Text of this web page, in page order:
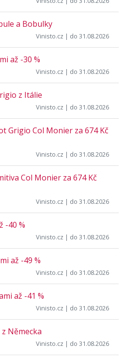
a Bobulky
Vinisto.cz | do 31.08.2026
až -30 %
Vinisto.cz | do 31.08.2026
z Itálie
Vinisto.cz | do 31.08.2026
Grigio Col Monier za 674 Kč
Vinisto.cz | do 31.08.2026
Col Monier za 674 Kč
Vinisto.cz | do 31.08.2026
-40 %
Vinisto.cz | do 31.08.2026
až -49 %
Vinisto.cz | do 31.08.2026
až -41 %
Vinisto.cz | do 31.08.2026
Německa
Vinisto.cz | do 31.08.2026